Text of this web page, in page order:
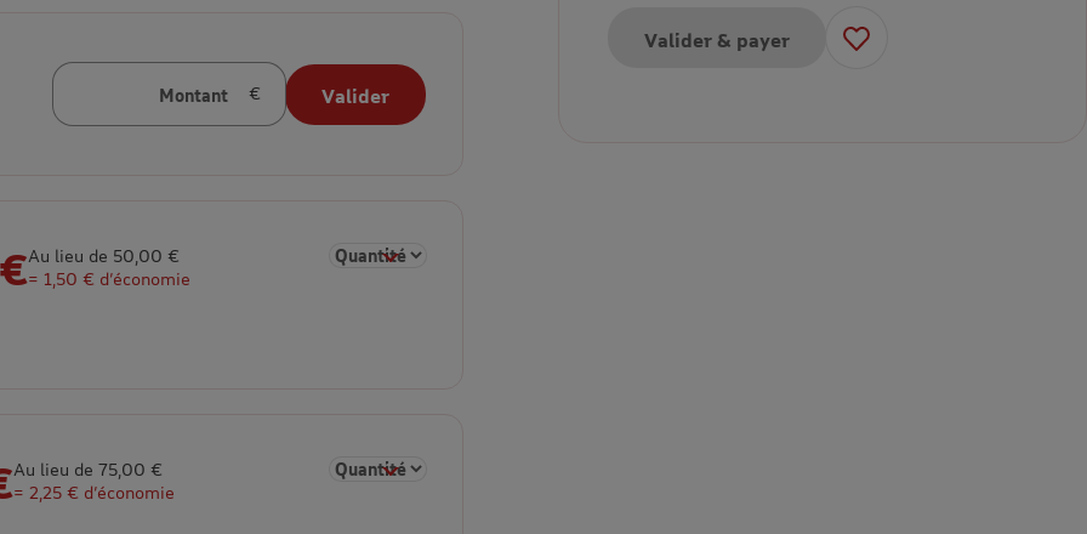
Montant
Valider
Au lieu de 50,00 €
= 1,50 € d’économie
Sélectionner la quantité pour E-carte cadeau 50€
Au lieu de 75,00 €
= 2,25 € d’économie
Sélectionner la quantité pour E-carte cadeau 75€
Valider & payer